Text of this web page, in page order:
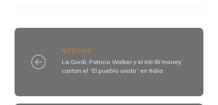
NOTICIAS
La Gordi, Patricio Walker y el Inti Illi’money’
cantan el “El pueblo unido” en Italia